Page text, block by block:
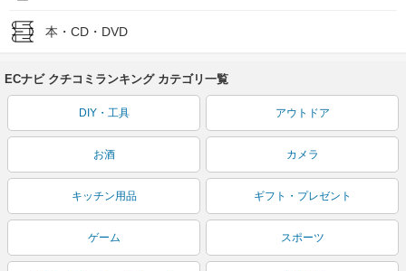
本・CD・DVD
ECナビ クチコミランキング カテゴリ一覧
DIY・工具 アウトドア
お酒 カメラ
キッチン用品 ギフト・プレゼント
ゲーム スポーツ